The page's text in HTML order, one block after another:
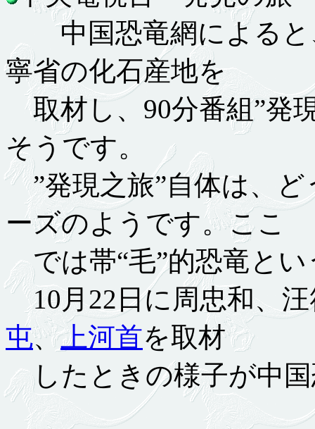
中国恐竜網によると
寧省の化石産地を
取材し、90分番組”発
そうです。
”発現之旅”自体は、ど
ーズのようです。ここ
では帯“毛”的恐竜とい
10月22日に周忠和、汪
屯、上河首を取材
したときの様子が中国